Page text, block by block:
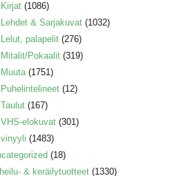
Kirjat (1086)
Lehdet & Sarjakuvat (1032)
Lelut, palapelit (276)
Mitalit/Pokaalit (319)
Muuta (1751)
Puhelintelineet (12)
Taulut (167)
VHS-elokuvat (301)
vinyyli (1483)
(18)
& keräilytuotteet (1330)